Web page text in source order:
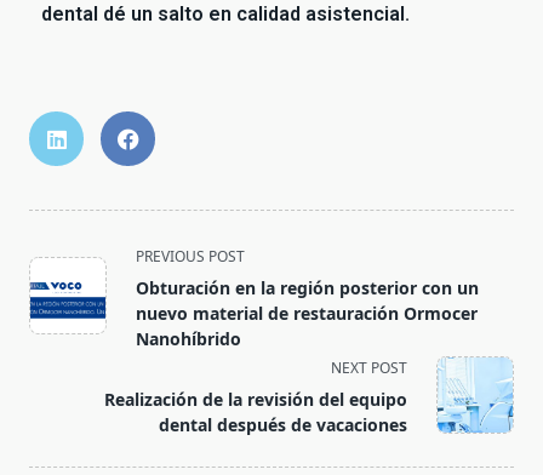
dental dé un salto en calidad asistencial.
PREVIOUS POST
Obturación en la región posterior con un
nuevo material de restauración Ormocer
Nanohíbrido
NEXT POST
Realización de la revisión del equipo
dental después de vacaciones